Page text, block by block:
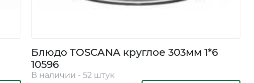
Блюдо TOSCANA круглое 303мм 1*6
10596
В наличии - 52 штук